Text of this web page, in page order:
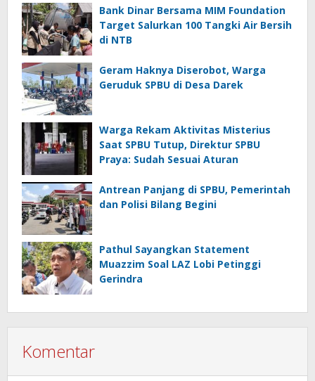
Bank Dinar Bersama MIM Foundation
Target Salurkan 100 Tangki Air Bersih
di NTB
Geram Haknya Diserobot, Warga
Geruduk SPBU di Desa Darek
Warga Rekam Aktivitas Misterius
Saat SPBU Tutup, Direktur SPBU
Praya: Sudah Sesuai Aturan
Antrean Panjang di SPBU, Pemerintah
dan Polisi Bilang Begini
Pathul Sayangkan Statement
Muazzim Soal LAZ Lobi Petinggi
Gerindra
Komentar